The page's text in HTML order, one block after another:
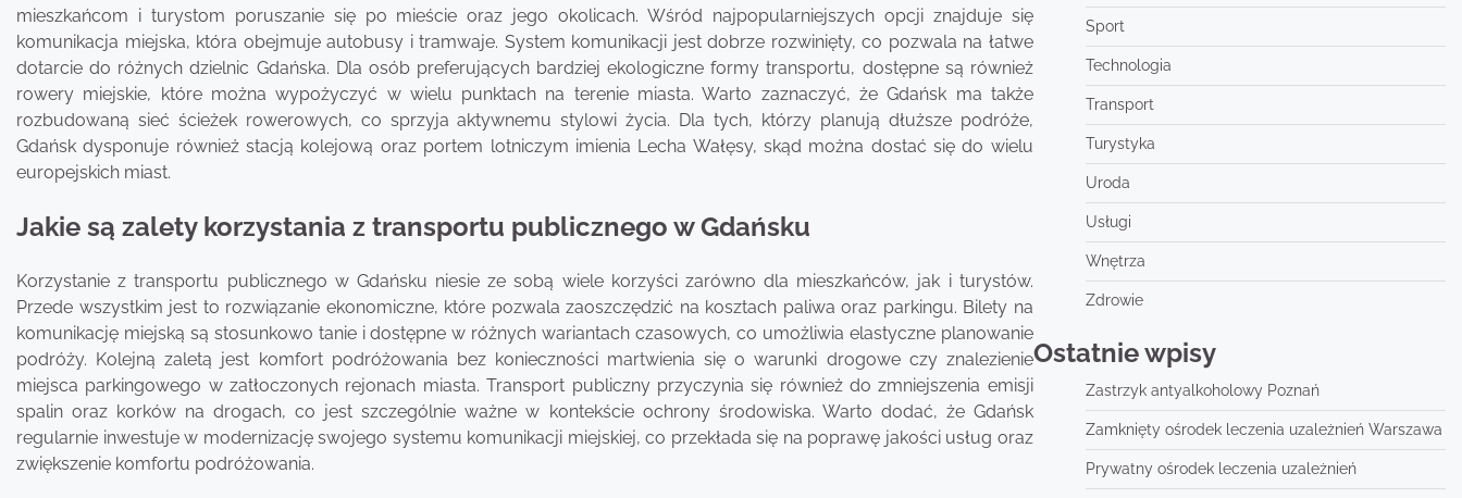
mieszkańcom i turystom poruszanie się po mieście oraz jego okolicach. Wśród najpopularniejszych opcji znajduje się
komunikacja miejska, która obejmuje autobusy i tramwaje. System komunikacji jest dobrze rozwinięty, co pozwala na łatwe
dotarcie do różnych dzielnic Gdańska. Dla osób preferujących bardziej ekologiczne formy transportu, dostępne są również
rowery miejskie, które można wypożyczyć w wielu punktach na terenie miasta. Warto zaznaczyć, że Gdańsk ma także
rozbudowaną sieć ścieżek rowerowych, co sprzyja aktywnemu stylowi życia. Dla tych, którzy planują dłuższe podróże,
Gdańsk dysponuje również stacją kolejową oraz portem lotniczym imienia Lecha Wałęsy, skąd można dostać się do wielu
europejskich miast.
Jakie są zalety korzystania z transportu publicznego w Gdańsku
Korzystanie z transportu publicznego w Gdańsku niesie ze sobą wiele korzyści zarówno dla mieszkańców, jak i turystów.
Przede wszystkim jest to rozwiązanie ekonomiczne, które pozwala zaoszczędzić na kosztach paliwa oraz parkingu. Bilety na
komunikację miejską są stosunkowo tanie i dostępne w różnych wariantach czasowych, co umożliwia elastyczne planowanie
podróży. Kolejną zaletą jest komfort podróżowania bez konieczności martwienia się o warunki drogowe czy znalezienie
miejsca parkingowego w zatłoczonych rejonach miasta. Transport publiczny przyczynia się również do zmniejszenia emisji
spalin oraz korków na drogach, co jest szczególnie ważne w kontekście ochrony środowiska. Warto dodać, że Gdańsk
regularnie inwestuje w modernizację swojego systemu komunikacji miejskiej, co przekłada się na poprawę jakości usług oraz
zwiększenie komfortu podróżowania.
Sport
Technologia
Transport
Turystyka
Uroda
Usługi
Wnętrza
Zdrowie
Ostatnie wpisy
Zastrzyk antyalkoholowy Poznań
Zamknięty ośrodek leczenia uzależnień Warszawa
Prywatny ośrodek leczenia uzależnień